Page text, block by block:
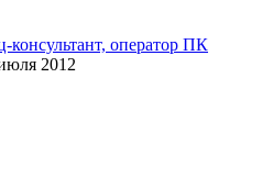
оператор ПК
2012